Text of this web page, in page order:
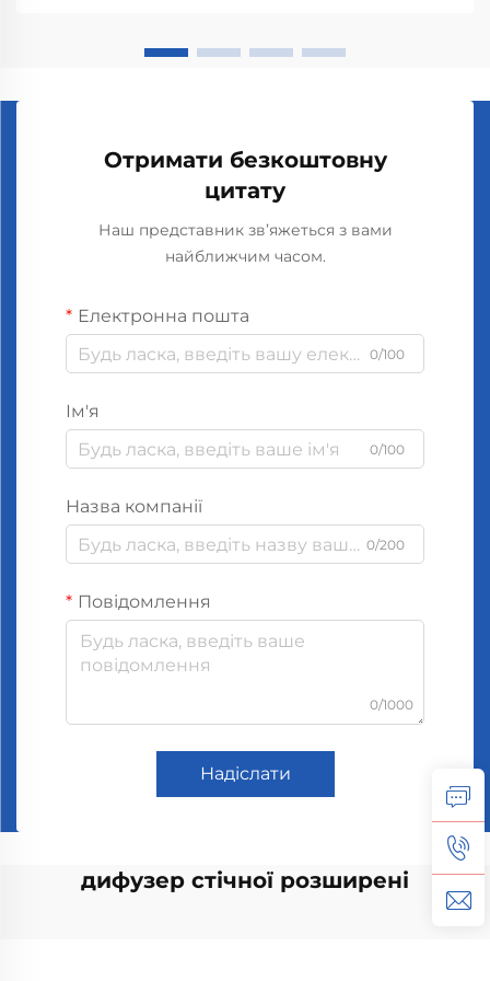
Отримати безкоштовну
цитату
Наш представник зв’яжеться з вами
найближчим часом.
Електронна пошта
0/100
Ім'я
0/100
Назва компанії
0/200
Повідомлення
0/1000
Надіслати
дифузер стічної розширені